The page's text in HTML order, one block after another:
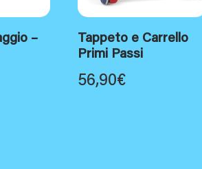
–
Tappeto e Carrello
Primi Passi
56,90€